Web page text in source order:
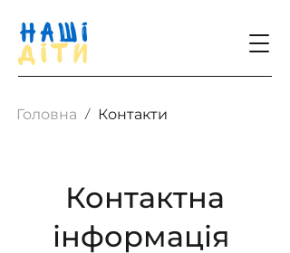
Головна / Контакти
Контактна
інформація